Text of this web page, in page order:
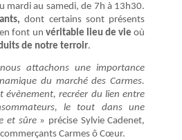
mardi au samedi, de 7h à 13h30.
dont certains sont présents
en font un véritable lieu de vieoù
de notre terroir.
attachons une importance
du marché des Carmes.
évènement, recréer du lien entre
le tout dans une
et sûre » précise Sylvie Cadenet,
Carmes ô Cœur.